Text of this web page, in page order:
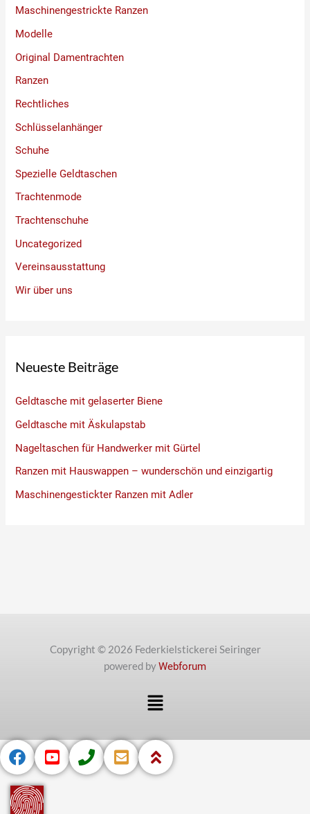
Maschinengestrickte Ranzen
Modelle
Original Damentrachten
Ranzen
Rechtliches
Schlüsselanhänger
Schuhe
Spezielle Geldtaschen
Trachtenmode
Trachtenschuhe
Uncategorized
Vereinsausstattung
Wir über uns
Neueste Beiträge
Geldtasche mit gelaserter Biene
Geldtasche mit Äskulapstab
Nageltaschen für Handwerker mit Gürtel
Ranzen mit Hauswappen – wunderschön und einzigartig
Maschinengestickter Ranzen mit Adler
Copyright © 2026 Federkielstickerei Seiringer
powered byWebforum
Menü